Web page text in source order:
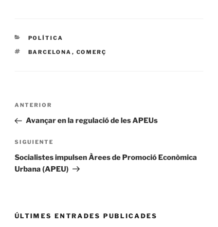
CATEGORÍAS
POLÍTICA
ETIQUETAS
BARCELONA , COMERÇ
Navegación
entradas
Entrada
anterior:
ANTERIOR
Avançar en la regulació de les APEUs
Siguiente
entrada
SIGUIENTE
Socialistes impulsen Àrees de Promoció Econòmica
Urbana (APEU)
ÚLTIMES ENTRADES PUBLICADES